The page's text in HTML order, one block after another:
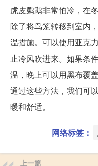
虎皮鹦鹉非常怕冷，在
除了将鸟笼转移到室内
温措施。可以使用亚克
止冷风吹进来。如果条
温，晚上可以用黑布覆
通过这些方法，我们可
暖和舒适。
网络标签：
上一篇